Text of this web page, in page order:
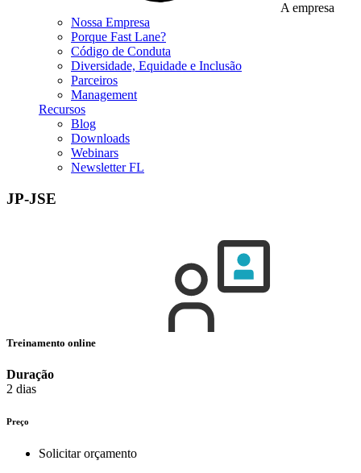
A empresa
Nossa Empresa
Porque Fast Lane?
Código de Conduta
Diversidade, Equidade e Inclusão
Parceiros
Management
Recursos
Blog
Downloads
Webinars
Newsletter FL
JP-JSE
Treinamento online
Duração
2 dias
Preço
Solicitar orçamento